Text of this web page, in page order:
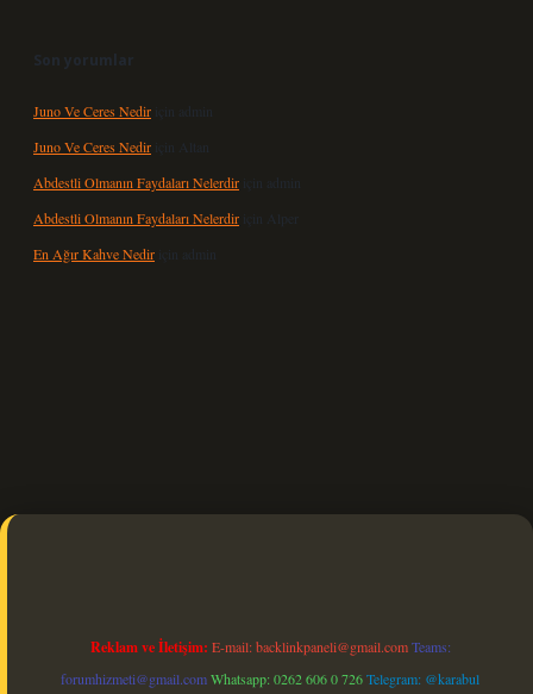
Son yorumlar
Juno Ve Ceres Nedir için
admin
Juno Ve Ceres Nedir için Altan
Abdestli Olmanın Faydaları Nelerdir için
admin
Abdestli Olmanın Faydaları Nelerdir için Alper
En Ağır Kahve Nedir için admin
güncel
Reklam ve İletişim: E-mail:backlinkpaneli@gmail.com Teams:
forumhizmeti@gmail.comWhatsapp: 0262 606 0 726Telegram: @karabul